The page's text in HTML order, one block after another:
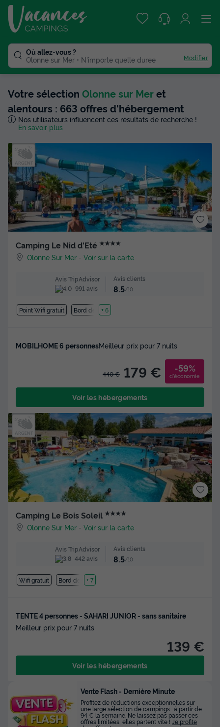
Où allez-vous ?
Olonne sur Mer
N'importe quelle duree Modifier
Votre sélection Olonne sur Meret
alentours : 663 offres d'hébergement
Nos utilisateurs influencent ces résultats de recherche !
En savoir plus
Camping Le Nid d'Eté ★★★★
Olonne Sur Mer -Voir sur la carte
Avis TripAdvisor
991 avis
Avis clients
8.5/10
Point Wifi gratuit Bord de mer
+ 6
MOBILHOME 6 personnesMeilleur prix pour 7 nuits
440 € 179 € -59%
d'économie
Voir les hébergements
Camping Le Bois Soleil ★★★★
Olonne Sur Mer -Voir sur la carte
Avis TripAdvisor
442 avis
Avis clients
8.5/10
Wifi gratuit Bord de mer
+ 7
TENTE 4 personnes - SAHARI JUNIOR - sans sanitaire
Meilleur prix pour 7 nuits
139 €
Voir les hébergements
Vente Flash - Dernière Minute
Profitez de réductions exceptionnelles sur
une large sélection de campings : à partir de
94 € la semaine. Ne laissez pas passer ces
offres limitées, elles partent vite ! Je profite